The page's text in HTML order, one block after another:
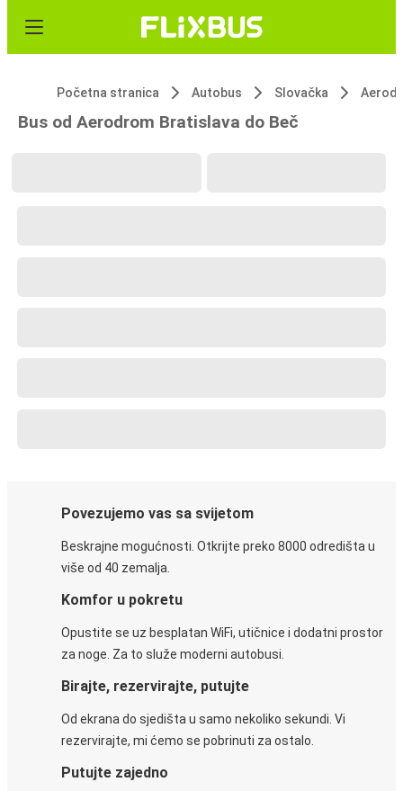
Početna stranica Autobus Slovačka
Bus od Aerodrom Bratislava do Beč
Povezujemo vas sa svijetom
Beskrajne mogućnosti. Otkrijte preko 8000 odredišta u
više od 40 zemalja.
Komfor u pokretu
Opustite se uz besplatan WiFi, utičnice i dodatni prostor
za noge. Za to služe moderni autobusi.
Birajte, rezervirajte, putujte
Od ekrana do sjedišta u samo nekoliko sekundi. Vi
rezervirajte, mi ćemo se pobrinuti za ostalo.
Putujte zajedno